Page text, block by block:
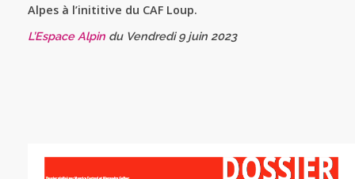
Alpes à l’inititive du CAF Loup.
L’Espace Alpin du Vendredi 9 juin 2023